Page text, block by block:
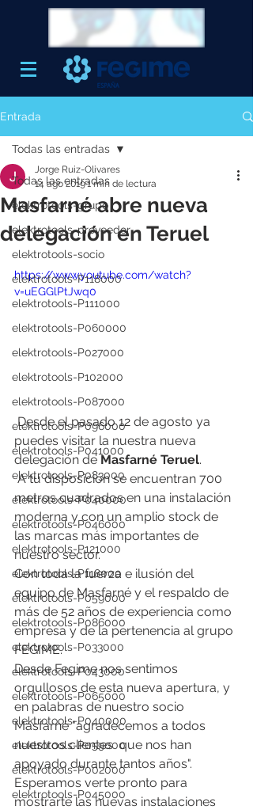
Entrada
Todas las entradas
elektrotools-grupo
elektrotools-proveedor
elektrotools-socio
elektrotools-P118000
elektrotools-P111000
elektrotools-P060000
elektrotools-P027000
elektrotools-P102000
elektrotools-P087000
elektrotools-P096000
elektrotools-P041000
elektrotools-P083000
elektrotools-P040000
elektrotools-P046000
elektrotools-P121000
elektrotools-P118000
elektrotools-P059000
elektrotools-P086000
elektrotools-P033000
elektrotools-P043000
elektrotools-P065000
elektrotools-P040000
elektrotools-P059000
elektrotools-P002000
elektrotools-P045000
Todas las entradas
Masfarné abre nueva
delegación en Teruel
Jorge Ruiz-Olivares
14 ago 20191 min de lectura
https://www.youtube.com/watch?
v=uEGGlPtJwq0
Desde el pasado 12 de agosto ya
puedes visitar la nuestra nueva
delegación de Masfarné Teruel.
A tu disposición se encuentran 700
metros cuadrados en una instalación
moderna y con un amplio stock de
las marcas más importantes de
nuestro sector.
Con toda la fuerza e ilusión del
equipo de Masfarné y el respaldo de
más de 52 años de experiencia como
empresa y de la pertenencia al grupo
FEGIME.
Desde Fegime nos sentimos
orgullosos de esta nueva apertura, y
en palabras de nuestro socio
Masfarné "agradecemos a todos
nuestros clientes  que nos han
apoyado durante tantos años".
Esperamos verte pronto para
mostrarte las nuevas instalaciones